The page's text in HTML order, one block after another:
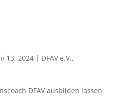
13, 2024| DFAV e.V.,
DFAV ausbilden lassen